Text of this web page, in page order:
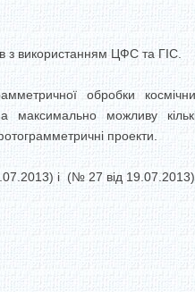
з використанням ЦФС та ГІС.
обробки
максимально можливу
проекти.
і (№ 27 від 19.07.2013).